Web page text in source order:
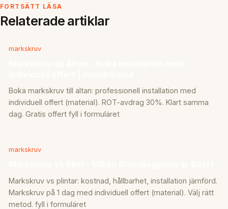
FORTSÄTT LÄSA
Relaterade artiklar
markskruv
Boka markskruv till altan: professionell installation med
individuell offert (material). ROT-avdrag 30%. Klart samma
dag. Gratis offert fyll i formuläret
markskruv
Markskruv vs plintar: kostnad, hållbarhet, installation jämförd.
Markskruv på 1 dag med individuell offert (material). Välj rätt
metod. fyll i formuläret